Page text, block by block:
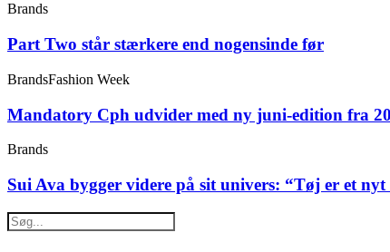
Brands
Part Two står stærkere end nogensinde før
BrandsFashion Week
Mandatory Cph udvider med ny juni-edition fra
Brands
Sui Ava bygger videre på sit univers: “Tøj er et